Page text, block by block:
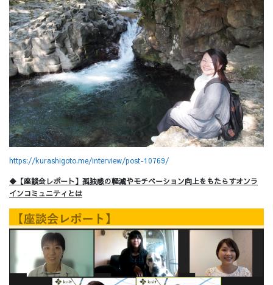
https://kurashigoto.me/interview/post-10769/
◆【座談会レポート】孤独感の軽減やモチベーション向上をもたらすオンラ
インコミュニティとは